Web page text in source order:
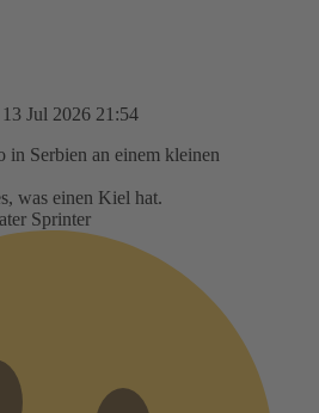
13 Jul 2026 21:54
in Serbien an einem kleinen
was einen Kiel hat.
Sprinter